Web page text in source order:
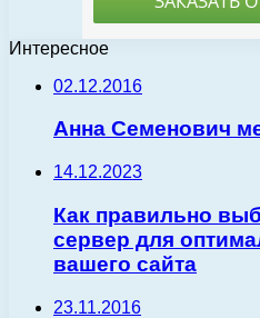
Интересное
02.12.2016
Анна Семенович
14.12.2023
Как правильно
сервер для
вашего сайта
23.11.2016